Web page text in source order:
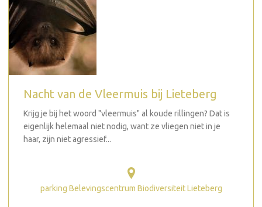
Nacht van de Vleermuis bij Lieteberg
Krijg je bij het woord "vleermuis" al koude rillingen? Dat is
eigenlijk helemaal niet nodig, want ze vliegen niet in je
haar, zijn niet agressief...
parking Belevingscentrum Biodiversiteit Lieteberg